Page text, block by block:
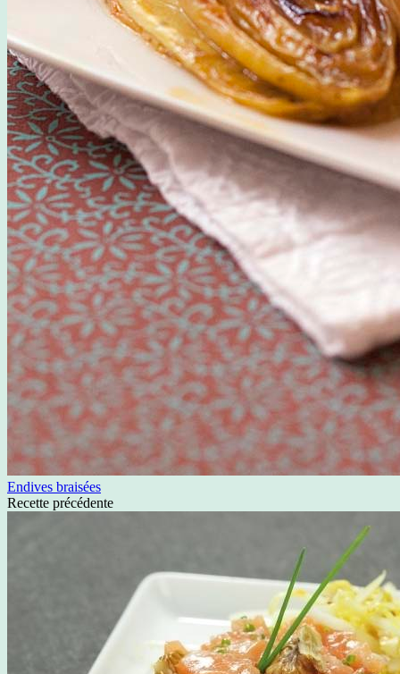
Endives braisées
Recette précédente